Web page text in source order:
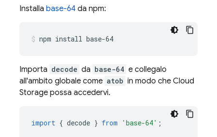
Installa base-64 da npm:
npm install base-64
Importa decode da base-64 e collegalo
all'ambito globale come atob in modo che Cloud
Storage possa accedervi.
import { decode } from 'base-64' ;